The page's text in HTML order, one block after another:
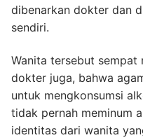
dibenarkan dokter dan
sendiri.
Wanita tersebut sempat
dokter juga, bahwa
untuk mengkonsumsi
tidak pernah meminum
identitas dari wanita